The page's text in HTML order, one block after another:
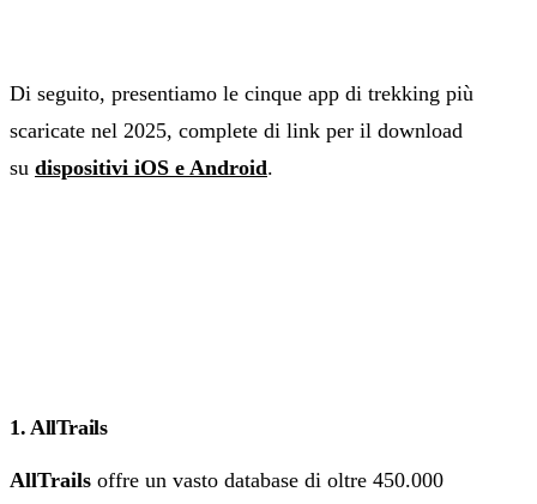
Di seguito, presentiamo le cinque app di trekking più
scaricate nel 2025, complete di link per il download
su dispositivi iOS e Android.
1. AllTrails
AllTrails offre un vasto database di oltre 450.000